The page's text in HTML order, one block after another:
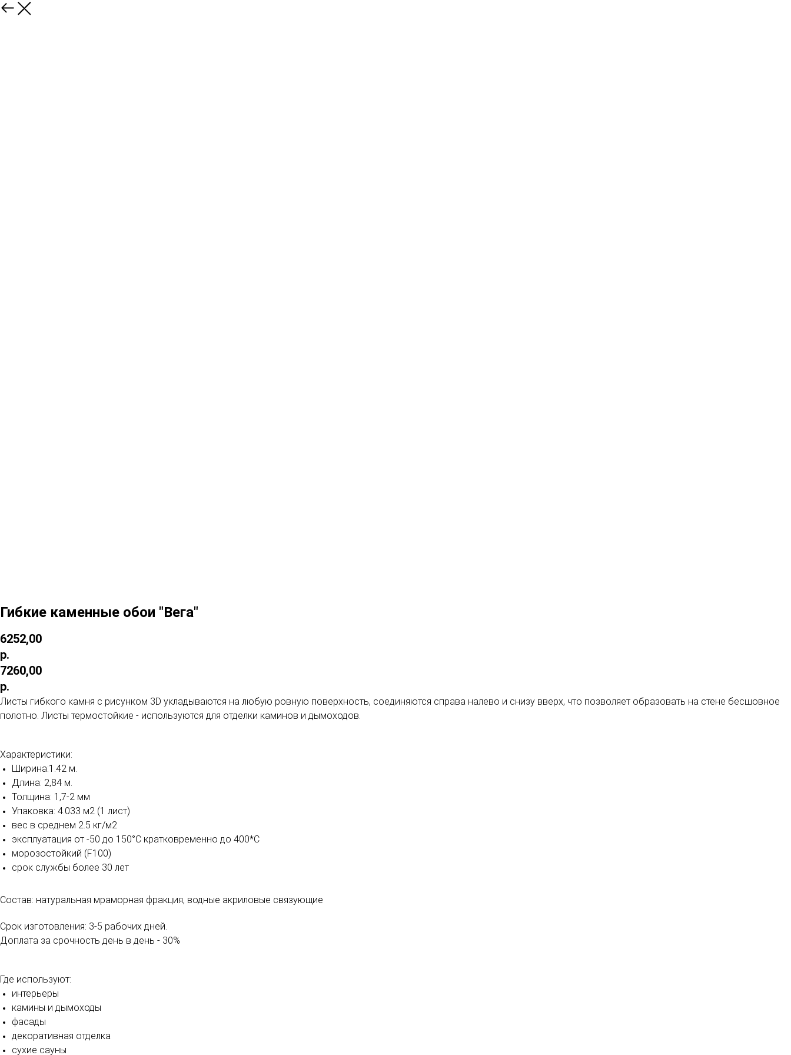
Гибкие каменные обои "Вега"
6252,00
р.
7260,00
р.
Листы гибкого камня с рисунком 3D укладываются на любую ровную поверхность, соединяются справа налево и снизу вверх, что позволяет образовать на стене бесшовное
полотно. Листы термостойкие - используются для отделки каминов и дымоходов.
Характеристики:
Ширина:1.42 м.
Длина: 2,84 м.
Толщина: 1,7-2 мм
Упаковка: 4.033 м2 (1 лист)
вес в среднем 2.5 кг/м2
эксплуатация от -50 до 150°С кратковременно до 400*С
морозостойкий (F100)
срок службы более 30 лет
Состав: натуральная мраморная фракция, водные акриловые связующие
Срок изготовления: 3-5 рабочих дней.
Доплата за срочность день в день - 30%
Где используют:
интерьеры
камины и дымоходы
фасады
декоративная отделка
сухие сауны